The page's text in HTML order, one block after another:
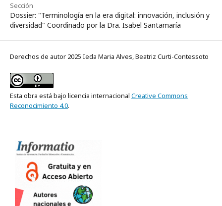
Sección
Dossier: "Terminología en la era digital: innovación, inclusión y
diversidad" Coordinado por la Dra. Isabel Santamaría
Derechos de autor 2025 Ieda Maria Alves, Beatriz Curti-Contessoto
Esta obra está bajo licencia internacional Creative Commons
Reconocimiento 4.0.